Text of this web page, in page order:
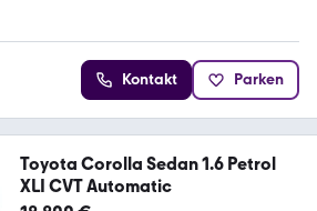
Kontakt Parken
Toyota Corolla Sedan 1.6 Petrol
XLI CVT Automatic